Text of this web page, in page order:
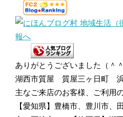
ありがとうございました（＾＾
湖西市質屋 質屋三ヶ日町
主なご来店のお客様、ご利用
【愛知県】豊橋市、豊川市、